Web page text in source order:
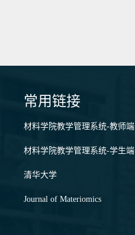
常用链接
材料学院教学管理系统-教师端
材料学院教学管理系统-学生端
清华大学
Journal of Materiomics